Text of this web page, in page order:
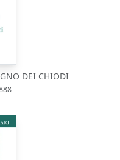
DEI CHIODI